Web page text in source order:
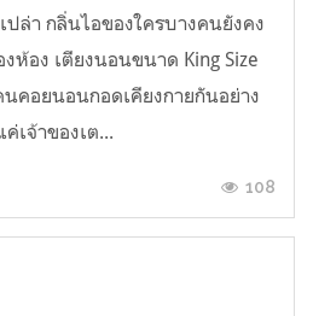
ปล่า กลิ่นไอของใครบางคนยังคง
ห้อง เตียงนอนขนาด King Size
คอยนอนกอดเคียงกายกันอย่าง
เจ้าของเต...
108